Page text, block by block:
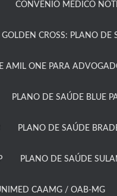
CONVÊNIO MÉDICO
GOLDEN CROSS: PLANO
AMIL ONE PARA
PLANO DE SAÚDE BLUE
PLANO DE SAÚDE
PLANO DE SAÚDE
CAAMG / OAB-MG​